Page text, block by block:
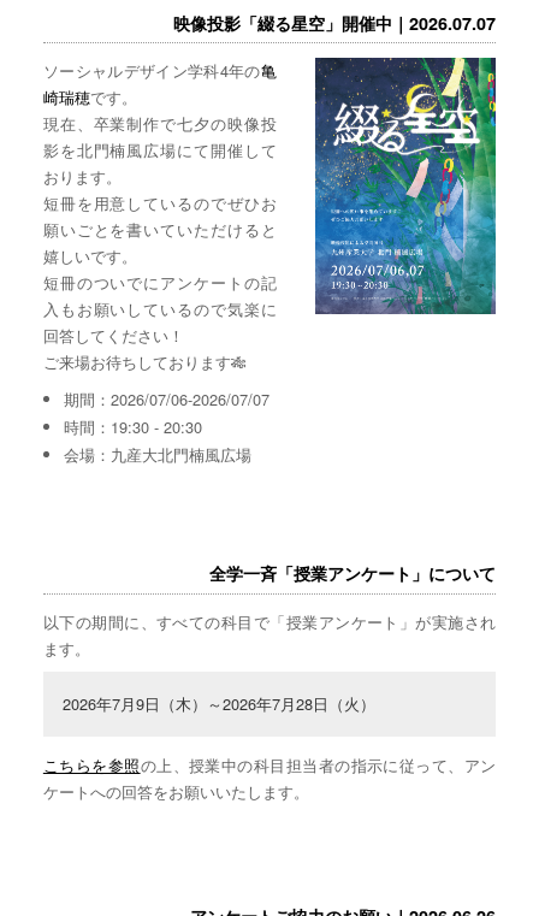
映像投影「綴る星空」開催中｜2026.07.07
ソーシャルデザイン学科4年の亀
崎瑞穂です。
現在、卒業制作で七夕の映像投
影を北門楠風広場にて開催して
おります。
短冊を用意しているのでぜひお
願いごとを書いていただけると
嬉しいです。
短冊のついでにアンケートの記
入もお願いしているので気楽に
回答してください！
ご来場お待ちしております🎋
期間：2026/07/06-2026/07/07
時間：19:30 - 20:30
会場：九産大北門楠風広場
全学一斉「授業アンケート」について
以下の期間に、すべての科目で「授業アンケート」が実施され
ます。
2026年7月9日（木）～2026年7月28日（火）
こちらを参照の上、授業中の科目担当者の指示に従って、アン
ケートへの回答をお願いいたします。